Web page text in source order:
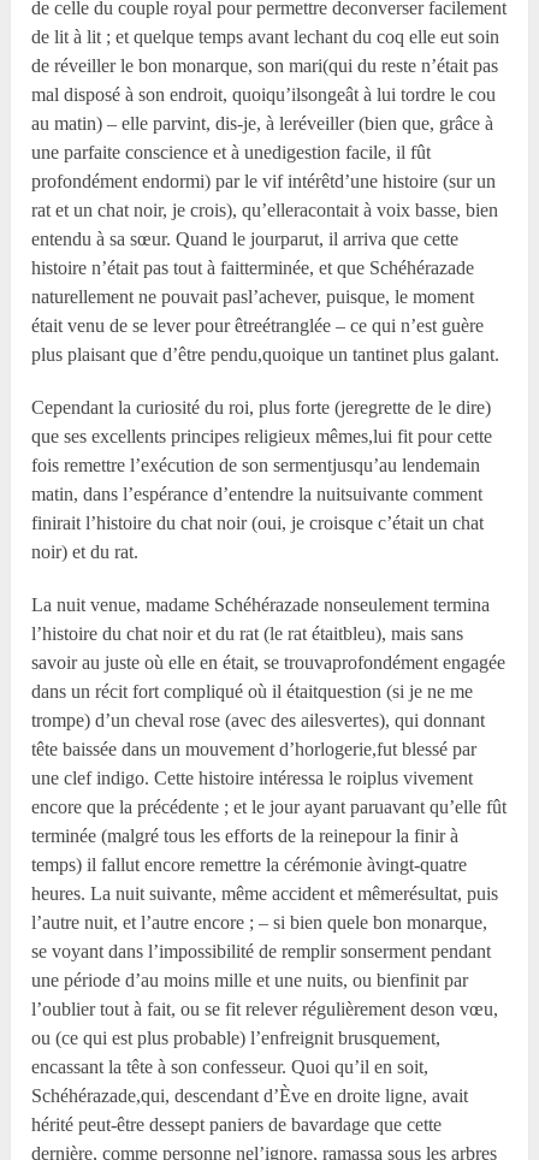
de celle du couple royal pour permettre deconverser facilement
de lit à lit ; et quelque temps avant lechant du coq elle eut soin
de réveiller le bon monarque, son mari(qui du reste n’était pas
mal disposé à son endroit, quoiqu’ilsongeât à lui tordre le cou
au matin) – elle parvint, dis-je, à leréveiller (bien que, grâce à
une parfaite conscience et à unedigestion facile, il fût
profondément endormi) par le vif intérêtd’une histoire (sur un
rat et un chat noir, je crois), qu’elleracontait à voix basse, bien
entendu à sa sœur. Quand le jourparut, il arriva que cette
histoire n’était pas tout à faitterminée, et que Schéhérazade
naturellement ne pouvait pasl’achever, puisque, le moment
était venu de se lever pour êtreétranglée – ce qui n’est guère
plus plaisant que d’être pendu,quoique un tantinet plus galant.
Cependant la curiosité du roi, plus forte (jeregrette de le dire)
que ses excellents principes religieux mêmes,lui fit pour cette
fois remettre l’exécution de son sermentjusqu’au lendemain
matin, dans l’espérance d’entendre la nuitsuivante comment
finirait l’histoire du chat noir (oui, je croisque c’était un chat
noir) et du rat.
La nuit venue, madame Schéhérazade nonseulement termina
l’histoire du chat noir et du rat (le rat étaitbleu), mais sans
savoir au juste où elle en était, se trouvaprofondément engagée
dans un récit fort compliqué où il étaitquestion (si je ne me
trompe) d’un cheval rose (avec des ailesvertes), qui donnant
tête baissée dans un mouvement d’horlogerie,fut blessé par
une clef indigo. Cette histoire intéressa le roiplus vivement
encore que la précédente ; et le jour ayant paruavant qu’elle fût
terminée (malgré tous les efforts de la reinepour la finir à
temps) il fallut encore remettre la cérémonie àvingt-quatre
heures. La nuit suivante, même accident et mêmerésultat, puis
l’autre nuit, et l’autre encore ; – si bien quele bon monarque,
se voyant dans l’impossibilité de remplir sonserment pendant
une période d’au moins mille et une nuits, ou bienfinit par
l’oublier tout à fait, ou se fit relever régulièrement deson vœu,
ou (ce qui est plus probable) l’enfreignit brusquement,
encassant la tête à son confesseur. Quoi qu’il en soit,
Schéhérazade,qui, descendant d’Ève en droite ligne, avait
hérité peut-être dessept paniers de bavardage que cette
dernière, comme personne nel’ignore, ramassa sous les arbres